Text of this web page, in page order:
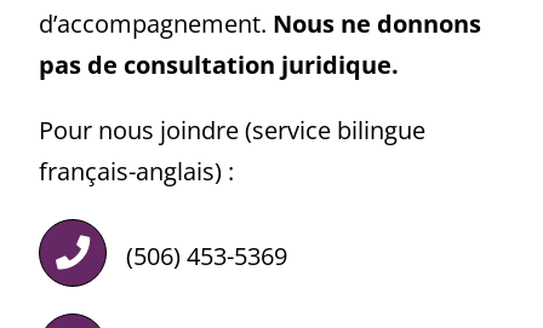
d’accompagnement. Nous ne donnons
pas de consultation juridique.
Pour nous joindre (service bilingue
français-anglais) :
(506) 453-5369